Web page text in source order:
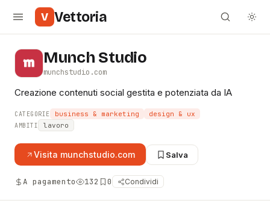
V Vettoria
Munch Studio
munchstudio.com
Creazione contenuti social gestita e potenziata da IA
CATEGORIE business & marketing design & ux
AMBITI lavoro
Visita munchstudio.com Salva
A pagamento 132 0 Condividi